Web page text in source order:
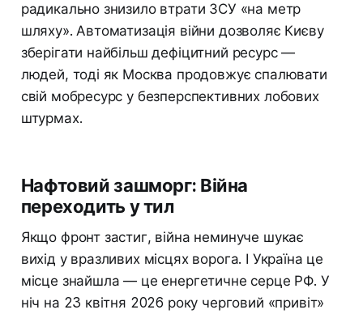
радикально знизило втрати ЗСУ «на метр
шляху». Автоматизація війни дозволяє Києву
зберігати найбільш дефіцитний ресурс —
людей, тоді як Москва продовжує спалювати
свій мобресурс у безперспективних лобових
штурмах.
Нафтовий зашморг: Війна
переходить у тил
Якщо фронт застиг, війна неминуче шукає
вихід у вразливих місцях ворога. І Україна це
місце знайшла — це енергетичне серце РФ. У
ніч на 23 квітня 2026 року черговий «привіт»